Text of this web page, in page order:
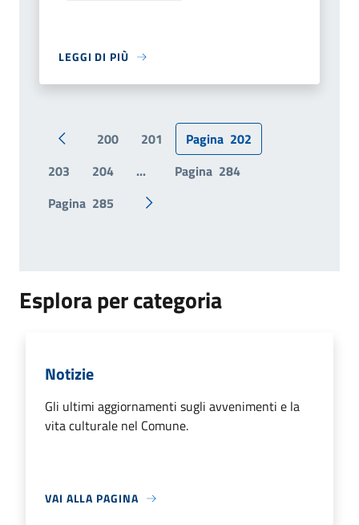
LEGGI DI PIÙ
Pagina precedente
200 201 Pagina 202
203
204 ... Pagina 284
Pagina 285 Pagina successiva
Esplora per categoria
Notizie
Gli ultimi aggiornamenti sugli avvenimenti e la
vita culturale nel Comune.
VAI ALLA PAGINA